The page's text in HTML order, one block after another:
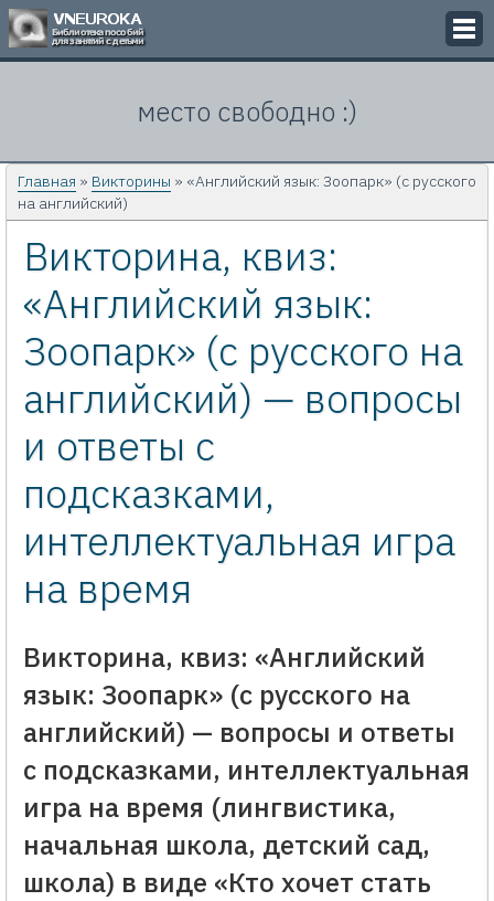
Кроссворды
Презентации
Задачи
Картинки
Контакты
место свободно :)
Главная » Викторины » «Английский язык: Зоопарк» (с русского
на английский)
Викторина, квиз:
«Английский язык:
Зоопарк» (с русского на
английский) — вопросы
и ответы с
подсказками,
интеллектуальная игра
на время
Викторина, квиз: «Английский
язык: Зоопарк» (с русского на
английский) — вопросы и ответы
с подсказками, интеллектуальная
игра на время (лингвистика,
начальная школа, детский сад,
школа) в виде «Кто хочет стать